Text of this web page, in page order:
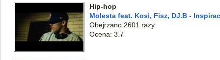
Hip-hop
Molesta feat. Kosi, Fisz, DJ.B -
Obejrzano 2601 razy
Ocena: 3.7